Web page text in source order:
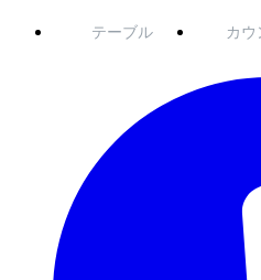
テーブル カウ